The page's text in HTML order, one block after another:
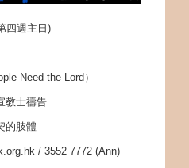
四週主日)
Need the Lord）
教士禱告
的肢體
/ 3552 7772 (Ann)